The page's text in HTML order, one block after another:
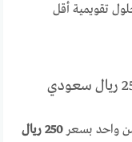
تقويمية أقل
واحد بسعر250 ريال